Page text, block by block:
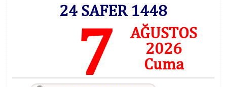
24 SAFER 1448
7
AĞUSTOS
2026
Cuma